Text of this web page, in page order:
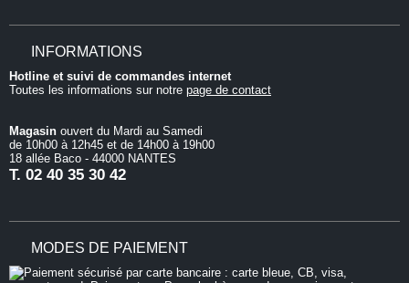
INFORMATIONS
Hotline et suivi de commandes internet
Toutes les informations sur notre page de contact
Magasin ouvert du Mardi au Samedi
de 10h00 à 12h45 et de 14h00 à 19h00
18 allée Baco - 44000 NANTES
T. 02 40 35 30 42
MODES DE PAIEMENT